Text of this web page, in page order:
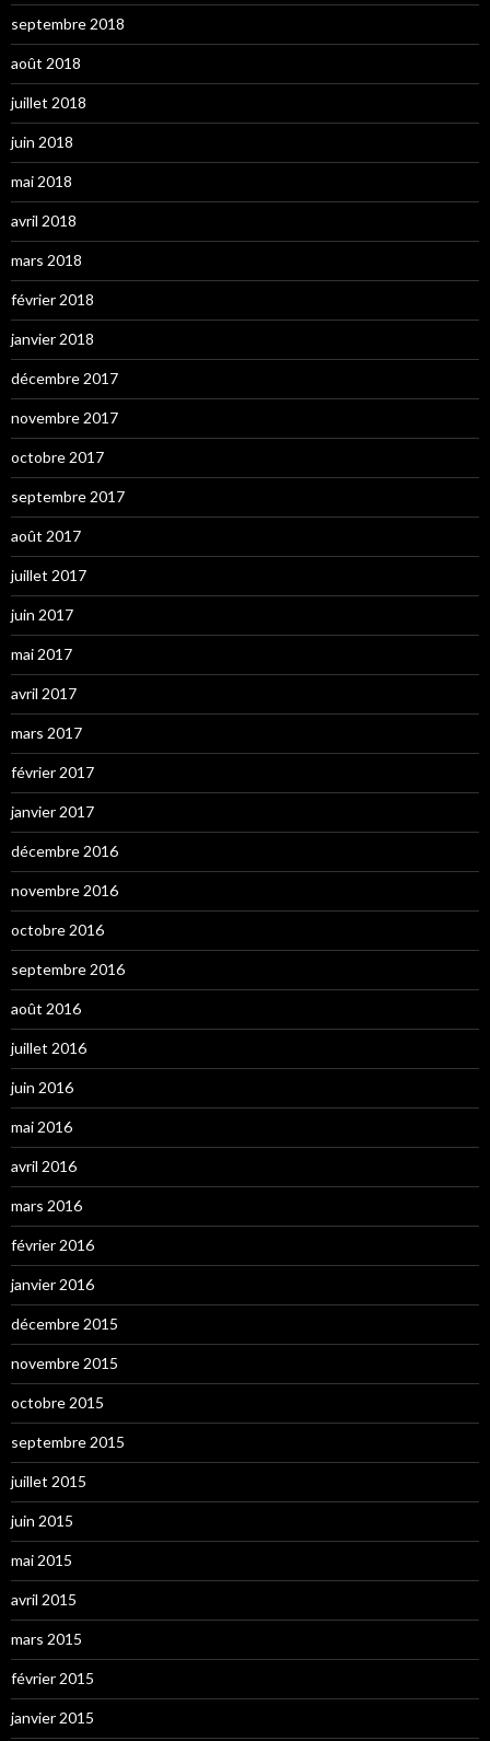
septembre 2018
août 2018
juillet 2018
juin 2018
mai 2018
avril 2018
mars 2018
février 2018
janvier 2018
décembre 2017
novembre 2017
octobre 2017
septembre 2017
août 2017
juillet 2017
juin 2017
mai 2017
avril 2017
mars 2017
février 2017
janvier 2017
décembre 2016
novembre 2016
octobre 2016
septembre 2016
août 2016
juillet 2016
juin 2016
mai 2016
avril 2016
mars 2016
février 2016
janvier 2016
décembre 2015
novembre 2015
octobre 2015
septembre 2015
juillet 2015
juin 2015
mai 2015
avril 2015
mars 2015
février 2015
janvier 2015